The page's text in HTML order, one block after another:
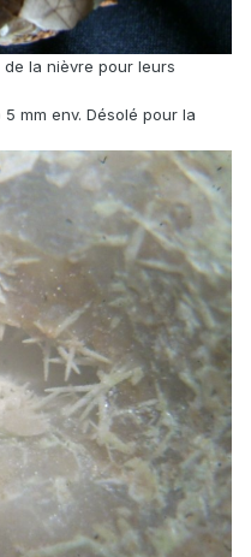
la nièvre pour leurs
mm env. Désolé pour la